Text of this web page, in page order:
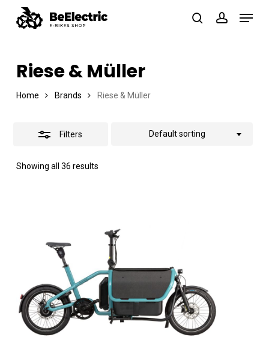
content
searchaccount
Menu
Riese & Müller
Home Brands Riese & Müller
Filters
Showing all 36 results
Default sorting
Close